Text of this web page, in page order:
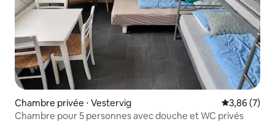
Chambre privée ⋅ Vestervig Évaluation
3,86 (7)
Chambre pour 5 personnes avec douche et WC privés